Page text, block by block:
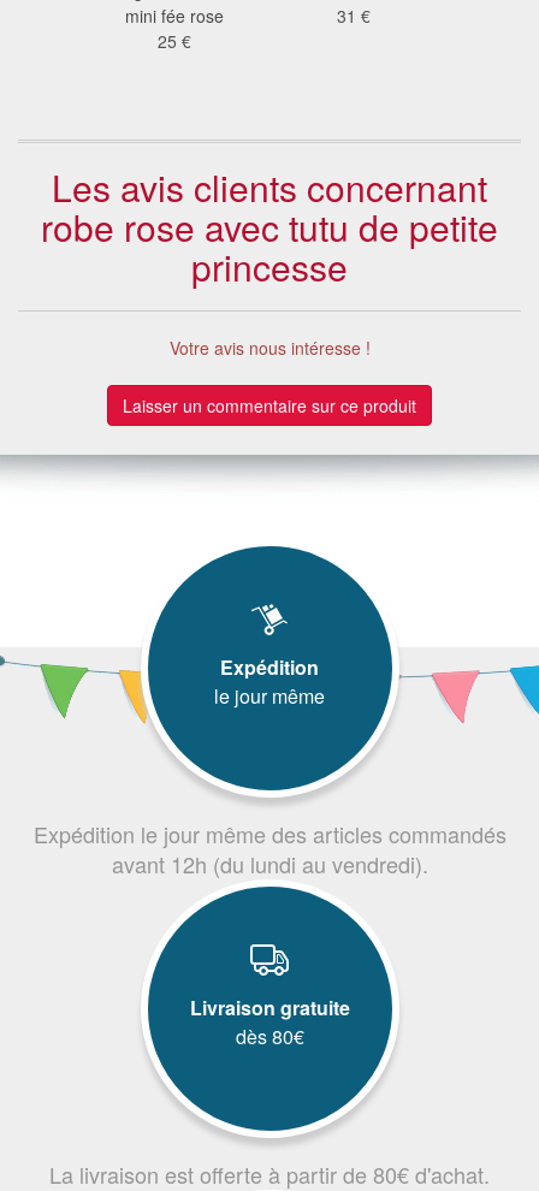
mini fée rose
25 €
31 €
Les avis clients concernant
robe rose avec tutu de petite
princesse
Votre avis nous intéresse !
Laisser un commentaire sur ce produit
Expédition
le jour même
Expédition le jour même des articles commandés
avant 12h (du lundi au vendredi).
Livraison gratuite
dès 80€
La livraison est offerte à partir de 80€ d'achat.